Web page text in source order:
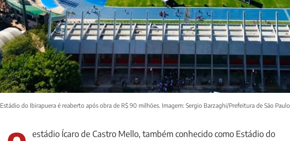
Estádio do Ibirapuera é reaberto após obra de R$ 90 milhões. Imagem: Sergio Barzaghi/Prefeitura de São Paulo
estádio Ícaro de Castro Mello, também conhecido como Estádio do